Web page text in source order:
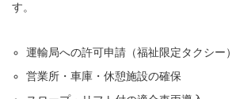
す。
運輸局への許可申請（福祉限定タクシー）
営業所・車庫・休憩施設の確保